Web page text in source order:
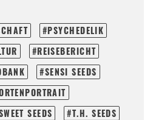
PSYCHEDELIK
REISEBERICHT
SENSI SEEDS
SEEDS
T.H. SEEDS